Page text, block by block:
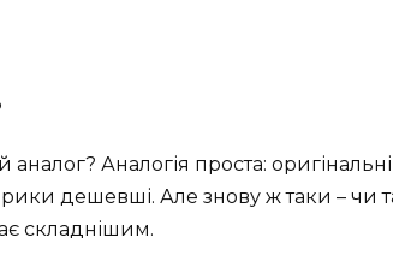
Аналогія проста: оригінальні
дешевші. Але знову ж таки – чи
складнішим.